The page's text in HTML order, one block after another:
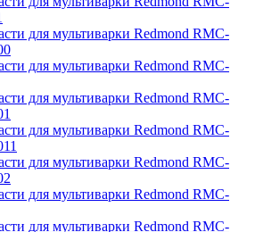
для мультиварки Redmond RMC-
для мультиварки Redmond RMC-
для мультиварки Redmond RMC-
для мультиварки Redmond RMC-
для мультиварки Redmond RMC-
для мультиварки Redmond RMC-
для мультиварки Redmond RMC-